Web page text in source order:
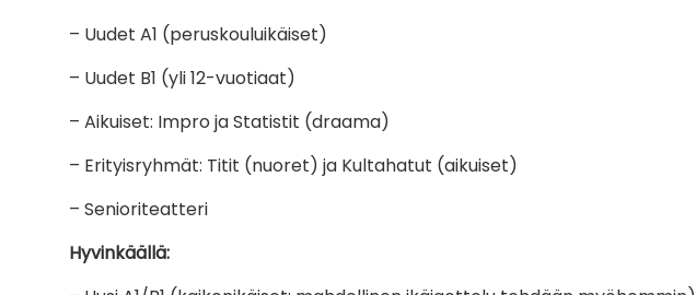
– Uudet A1 (peruskouluikäiset)
– Uudet B1 (yli 12-vuotiaat)
– Aikuiset: Impro ja Statistit (draama)
– Erityisryhmät: Titit (nuoret) ja Kultahatut (aikuiset)
– Senioriteatteri
Hyvinkäällä: